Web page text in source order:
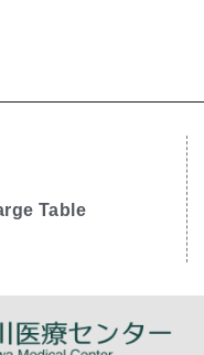
Table​